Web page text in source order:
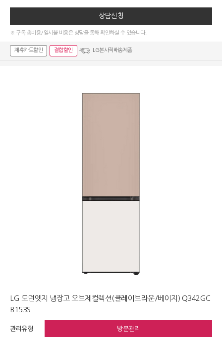
상담신청
※ 구독 총비용/일시불 비용은 상담을 통해 확인하실 수 있습니다.
제휴카드할인 결합할인 LG본사직배송제품
LG 모던엣지 냉장고 오브제컬렉션(클레이브라운/베이지) Q342GC
B153S
관리유형 방문관리